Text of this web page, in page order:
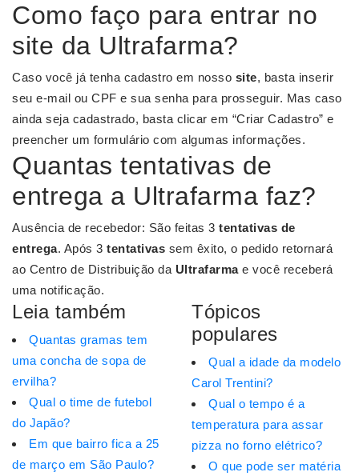
Como faço para entrar no
site da Ultrafarma?
Caso você já tenha cadastro em nosso site, basta inserir
seu e-mail ou CPF e sua senha para prosseguir. Mas caso
ainda seja cadastrado, basta clicar em “Criar Cadastro” e
preencher um formulário com algumas informações.
Quantas tentativas de
entrega a Ultrafarma faz?
Ausência de recebedor: São feitas 3 tentativas de
entrega. Após 3 tentativas sem êxito, o pedido retornará
ao Centro de Distribuição da Ultrafarmae você receberá
uma notificação.
Leia também
Quantas gramas tem
uma concha de sopa de
ervilha?
Qual o time de futebol
do Japão?
Em que bairro fica a 25
de março em São Paulo?
Tópicos
populares
Qual a idade da modelo
Carol Trentini?
Qual o tempo é a
temperatura para assar
pizza no forno elétrico?
O que pode ser matéria